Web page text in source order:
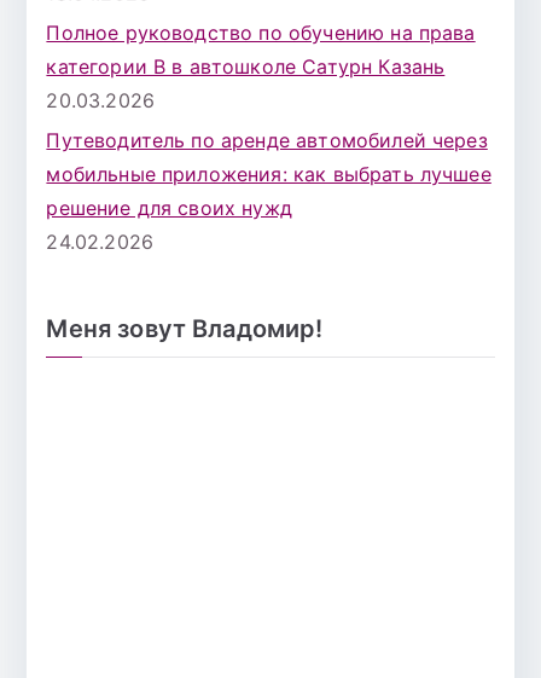
Полное руководство по обучению на права
категории B в автошколе Сатурн Казань
20.03.2026
Путеводитель по аренде автомобилей через
мобильные приложения: как выбрать лучшее
решение для своих нужд
24.02.2026
Меня зовут Владомир!